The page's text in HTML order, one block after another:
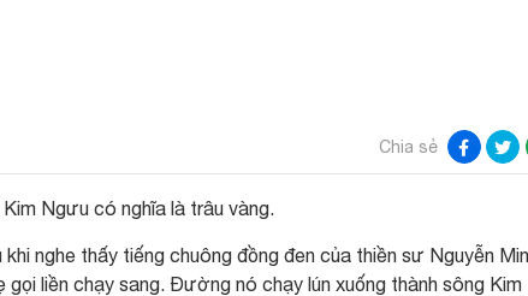
Chia sẻ
Ngưu có nghĩa là trâu vàng.
nghe thấy tiếng chuông đồng đen của thiền sư Nguyễn
liền chạy sang. Đường nó chạy lún xuống thành sông Kim